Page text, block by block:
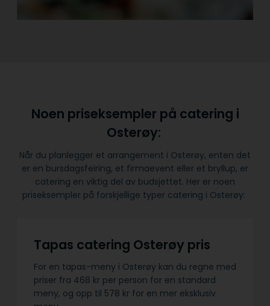
Noen priseksempler på catering i
Osterøy:
Når du planlegger et arrangement i Osterøy, enten det
er en bursdagsfeiring, et firmaevent eller et bryllup, er
catering en viktig del av budsjettet. Her er noen
priseksempler på forskjellige typer catering i Osterøy:
Tapas catering Osterøy pris
For en tapas-meny i Osterøy kan du regne med
priser fra 468 kr per person for en standard
meny, og opp til 578 kr for en mer eksklusiv